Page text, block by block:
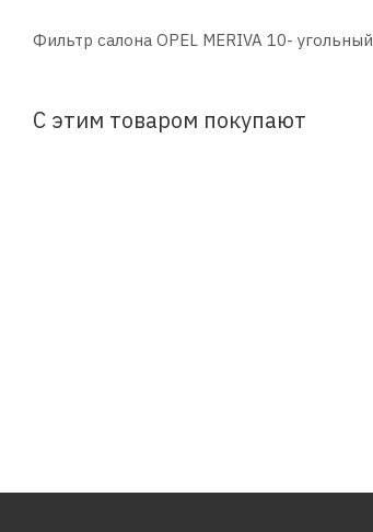
Фильтр салона OPEL MERIVA 10- угольный
С этим товаром покупают